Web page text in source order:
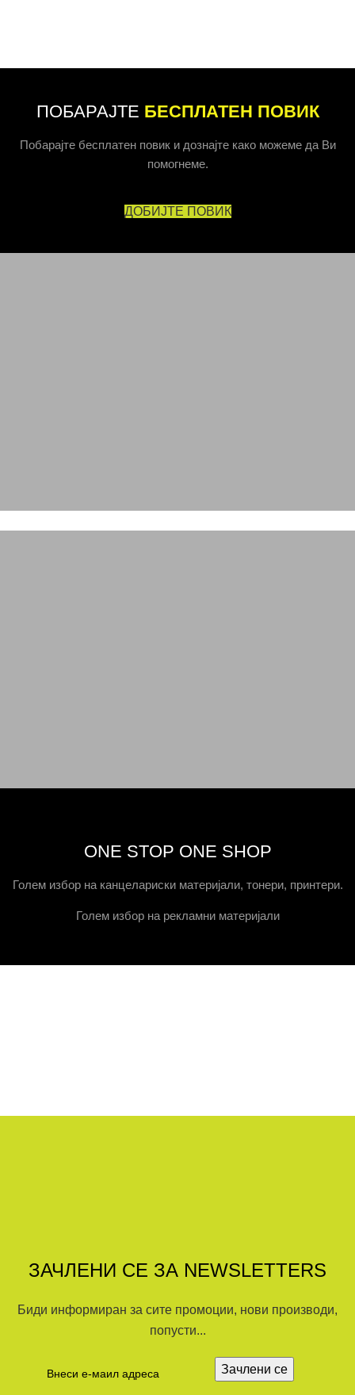
ПОБАРАЈТЕ БЕСПЛАТЕН ПОВИК
Побарајте бесплатен повик и дознајте како можеме да Ви
помогнеме.
ДОБИЈТЕ ПОВИК
ONE STOP ONE SHOP
Голем избор на канцелариски материјали, тонери, принтери.
Голем избор на рекламни материјали
ЗАЧЛЕНИ СЕ ЗА NEWSLETTERS
Биди информиран за сите промоции, нови производи,
попусти...